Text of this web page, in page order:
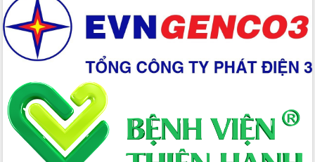
Tập trung triển khai các giải pháp sản
xuất nông nghiệp bền vững, phát thải
Tọa đàm kỷ niệm 95 năm Ngày thành
lập Hội Liên hiệp Phụ nữ Việt Nam
Đắk Lắk tổ chức Ngày hội Chuyển đổi
số với chủ đề: “Công nghệ số - kiến
tạo tương lai”
Tập trung phát triển khoa học công
nghệ, đổi mới sáng tạo và chuyển đổi